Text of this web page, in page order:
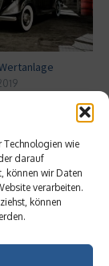
Technologien wie
darauf
können wir Daten
verarbeiten.
können
praktikables